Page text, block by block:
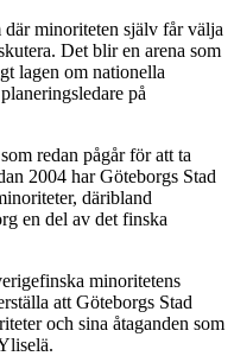
minoriteten själv får välja
Det blir en arena som
lagen om nationella
på
redan pågår för att ta
2004 har Göteborgs Stad
däribland
en del av det finska
minoritetens
att Göteborgs Stad
och sina åtaganden som